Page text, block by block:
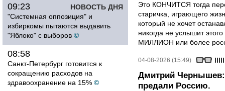
НОВОСТЬ ДНЯ
09:23
"Системная оппозиция" и
избиркомы пытаются выдавить
"Яблоко" с выборов ©
08:58
Санкт-Петербург готовится к
сокращению расходов на
здравоохранение на 15% ©
Это КОНЧИТСЯ тогда
старичка, играющего
который не хочет
никогда не услышит
МИЛЛИОН или более
04-08-2026 (15:49)
Дмитрий Чернышев:
предали Россию.